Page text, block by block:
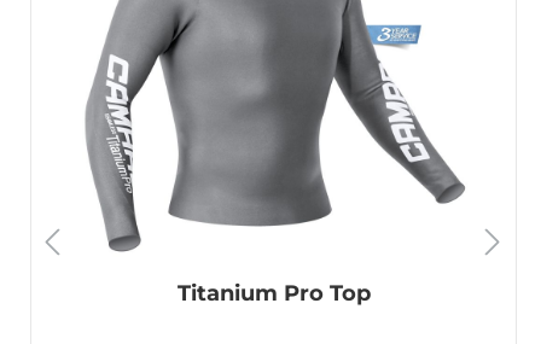
Titanium Pro Top